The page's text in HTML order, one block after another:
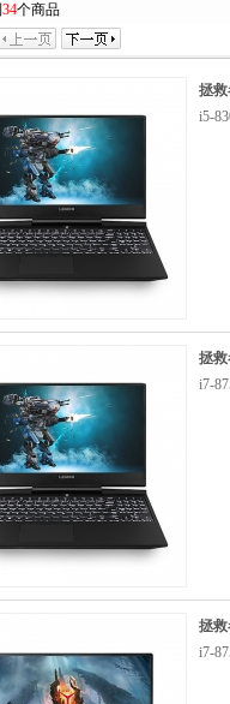
34个商品
拯救
i5-
拯救
i7-
拯救
i7-